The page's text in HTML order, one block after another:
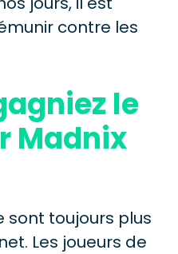
contre les
le
Madnix
sont toujours plus
Les joueurs de